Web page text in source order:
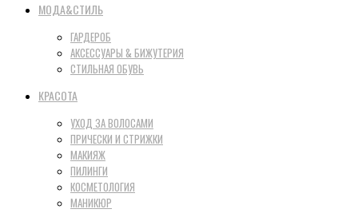
МОДА&СТИЛЬ
ГАРДЕРОБ
АКСЕССУАРЫ & БИЖУТЕРИЯ
СТИЛЬНАЯ ОБУВЬ
КРАСОТА
УХОД ЗА ВОЛОСАМИ
ПРИЧЕСКИ И СТРИЖКИ
МАКИЯЖ
ПИЛИНГИ
КОСМЕТОЛОГИЯ
МАНИКЮР